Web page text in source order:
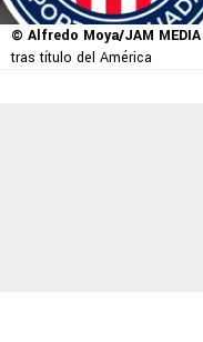
© Alfredo Moya/JAM MEDIA
tras título del América